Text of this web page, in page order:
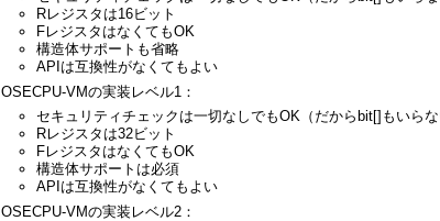
Rレジスタは16ビット
FレジスタはなくてもOK
構造体サポートも省略
APIは互換性がなくてもよい
OSECPU-VMの実装レベル1：
セキュリティチェックは一切なしでもOK（だからbit[]もいらな
Rレジスタは32ビット
FレジスタはなくてもOK
構造体サポートは必須
APIは互換性がなくてもよい
OSECPU-VMの実装レベル2：